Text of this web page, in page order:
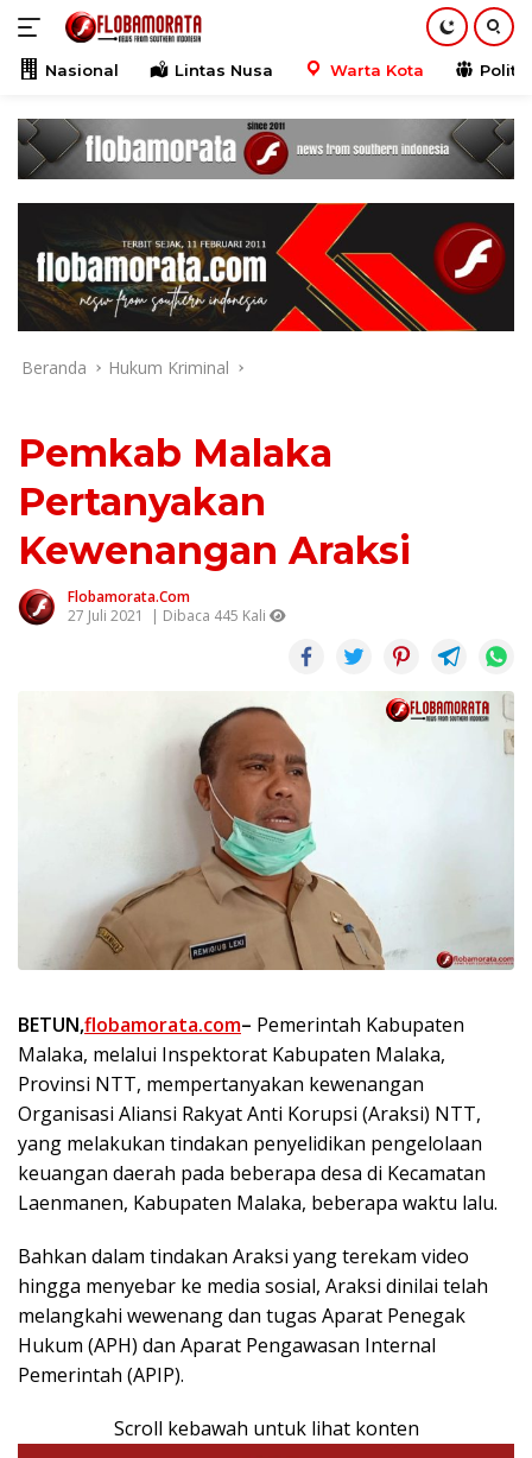
Langsung
kontenNasional Lintas Nusa Warta Kota Politik
Beranda Hukum Kriminal
Pemkab Malaka
Pertanyakan
Kewenangan Araksi
Flobamorata.com
27 Juli 2021
| Dibaca 445 Kali
BETUN,flobamorata.com– Pemerintah Kabupaten
Malaka, melalui Inspektorat Kabupaten Malaka,
Provinsi NTT, mempertanyakan kewenangan
Organisasi Aliansi Rakyat Anti Korupsi (Araksi) NTT,
yang melakukan tindakan penyelidikan pengelolaan
keuangan daerah pada beberapa desa di Kecamatan
Laenmanen, Kabupaten Malaka, beberapa waktu lalu.
Bahkan dalam tindakan Araksi yang terekam video
hingga menyebar ke media sosial, Araksi dinilai telah
melangkahi wewenang dan tugas Aparat Penegak
Hukum (APH) dan Aparat Pengawasan Internal
Pemerintah (APIP).
Scroll kebawah untuk lihat konten